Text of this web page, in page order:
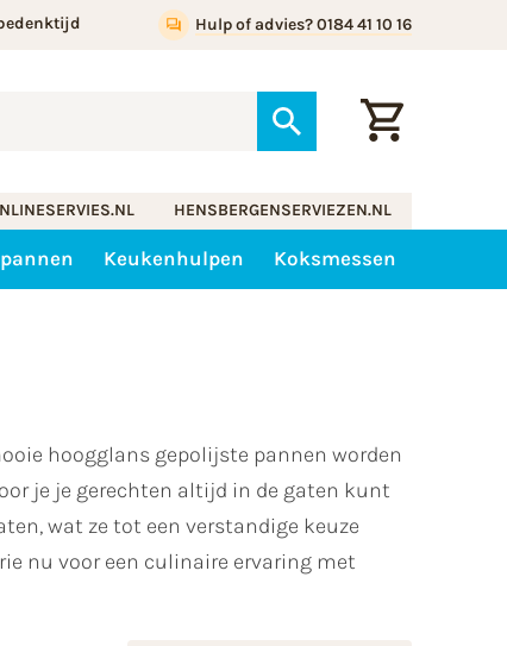
Hulp of advies? 0184 41 10 16
HENSBERGENSERVIEZEN.NL
Keukenhulpen Koksmessen
hoogglans gepolijste pannen worden
je je gerechten altijd in de gaten kunt
wat ze tot een verstandige keuze
nu voor een culinaire ervaring met